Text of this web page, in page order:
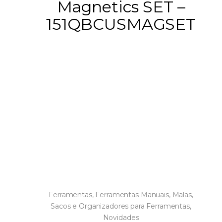
Magnetics SET –
151QBCUSMAGSET
Ferramentas, Ferramentas Manuais, Malas,
Sacos e Organizadores para Ferramentas,
Novidades